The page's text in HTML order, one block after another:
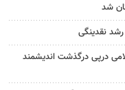
شد
رشد نقدینگی
درپی درگذشت اندیشمند